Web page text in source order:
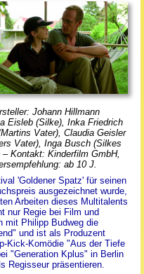
Johann Hillmann
Eisleb (Silke), Inka Friedrich
Vater), Claudia Geisler
Vater), Inga Busch (Silkes
Kontakt: Kinderfilm GmbH,
ab 10 J.
'Goldener Spatz' für seinen
ausgezeichnet wurde,
Arbeiten dieses Multitalents
nur Regie bei Film und
mit Philipp Budweg die
und ist als Produzent
Kick-Komödie "Aus der Tiefe
"Generation Kplus" in Berlin
Regisseur präsentieren.